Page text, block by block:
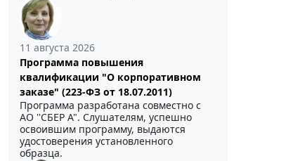
11 августа 2026
Программа повышения
квалификации "О корпоративном
заказе" (223-ФЗ от 18.07.2011)
Программа разработана совместно с
АО ''СБЕР А". Слушателям, успешно
освоившим программу, выдаются
удостоверения установленного
образца.